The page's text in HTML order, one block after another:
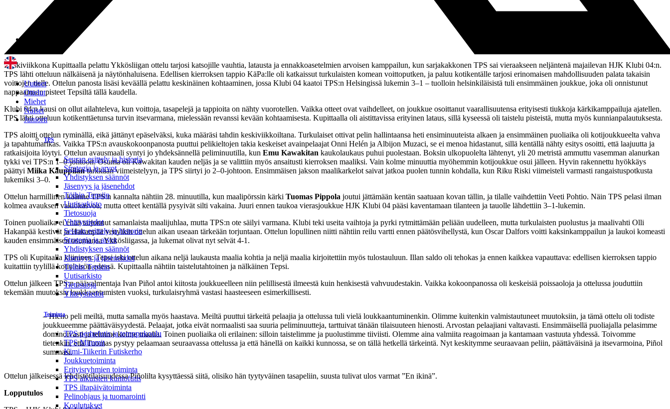
Uutiset
Ottelut
Miehet
Naiset
Juniorit
TPS
Seuran esittely ja historia
Strategia ja arvot
Yhdistyksen säännöt
Jäsenyys ja jäsenehdot
Töihin Tepsiin
Uutisarkisto
Tietosuoja
Yhteystiedot
Seuran esittely ja historia
Strategia ja arvot
Yhdistyksen säännöt
Jäsenyys ja jäsenehdot
Töihin Tepsiin
Uutisarkisto
Tietosuoja
Yhteystiedot
Toiminta
TPS perhefutis ja temppukoulu
TPS Mimmit
Kimi-Tiikerin Futiskerho
Joukkuetoiminta
Erityisryhmien toiminta
TPS aikuisten kuntofutis
TPS iltapäivätoiminta
Pelinohjaus ja tuomarointi
Koulutukset
Keskiviikkona Kupittaalla pelattu Ykkösliigan ottelu tarjosi katsojille vauhtia, latausta ja ennakkoasetelmien arvoisen kamppailun, kun sarjakakkonen TPS sai vieraakseen neljäntenä majailevan HJK Klubi 04:n.
TPS lähti otteluun nälkäisenä ja näytönhaluisena. Edellisen kierroksen tappio KäPa:lle oli katkaissut turkulaisten komean voittoputken, ja paluu kotikentälle tarjosi erinomaisen mahdollisuuden palata takaisin
voittojen tielle. Ottelun panosta lisäsi keväällä pelattu keskinäinen kohtaaminen, jossa Klubi 04 kaatoi TPS:n Helsingissä lukemin 3–1 – tuolloin helsinkiläisistä tuli ensimmäinen joukkue, joka oli onnistunut
nappaamaan pisteet Tepsiltä tällä kaudella.
Klubi 04:n kausi on ollut ailahteleva, kun voittoja, tasapelejä ja tappioita on nähty vuorotellen. Vaikka otteet ovat vaihdelleet, on joukkue osoittanut vaarallisuutensa erityisesti tiukkoja kärkikamppailuja ajatellen.
TPS lähti otteluun kotikenttäetunsa turvin itsevarmana, mielessään revanssi kevään kohtaamisesta. Kupittaalla oli aistittavissa erityinen lataus, sillä kyseessä oli taistelu pisteistä, mutta myös kunnianpalautuksesta.
TPS aloitti ottelun ryminällä, eikä jättänyt epäselväksi, kuka määräsi tahdin keskiviikkoiltana. Turkulaiset ottivat pelin hallintaansa heti ensiminuuteista alkaen ja ensimmäinen puoliaika oli kotijoukkueelta vahva
ja tapahtumarikas. Vaikka TPS:n avauskokoonpanosta puuttui pelikieltojen takia keskeiset avainpelaajat Onni Helén ja Albijon Muzaci, se ei menoa hidastanut, sillä kentällä nähty esitys osoitti, että laajuutta ja
ratkaisijoita löytyi. Ottelun avausmaali syntyi jo yhdeksännellä peliminuutilla, kun Emu Kawakitan kaukolaukaus puhui puolestaan. Boksin ulkopuolelta lähtenyt, yli 20 metristä ammuttu vasemman alanurkan
tykki vei TPS:n 1–0-johtoon. Osuma oli Kawakitan kauden neljäs ja se valittiin myös ansaitusti kierroksen maaliksi. Vain kolme minuuttia myöhemmin kotijoukkue osui jälleen. Hyvin rakennettu hyökkäys
päättyi Miika Kauppilantarkkaan viimeistelyyn, ja TPS siirtyi jo 2–0-johtoon. Ensimmäisen jakson maalikarkelot saivat jatkoa puolen tunnin kohdalla, kun Riku Riski viimeisteli varmasti rangaistuspotkusta
lukemiksi 3–0.
Ottelun harmillinen käänne TPS:n kannalta nähtiin 28. minuutilla, kun maalipörssin kärki Tuomas Pippola joutui jättämään kentän saatuaan kovan tällin, ja tilalle vaihdettiin Veeti Pohtio. Näin TPS pelasi ilman
kolmea avauksen vakiokasvoa, mutta otteet kentällä pysyivät silti vakaina. Juuri ennen taukoa vierasjoukkue HJK Klubi 04 pääsi kaventamaan tilanteen ja tauolle lähdettiin 3–1-lukemin.
Toinen puoliaika ei enää tarjonnut samanlaista maalijuhlaa, mutta TPS:n ote säilyi varmana. Klubi teki useita vaihtoja ja pyrki rytmittämään peliään uudelleen, mutta turkulaisten puolustus ja maalivahti Olli
Hakanpää kestivät ja Hakanpää venyikin ottelun aikan useaan tärkeään torjuntaan. Ottelun lopullinen niitti nähtiin reilu vartti ennen päätösvihellystä, kun Oscar Dalfors voitti kaksinkamppailun ja laukoi komeasti
kauden ensimmäisen osumansa Ykkösliigassa, ja lukemat olivat nyt selvät 4-1.
TPS oli Kupitaalla kliininen: Tepsi iski ottelun aikana neljä laukausta maalia kohtia ja neljä maalia kirjoitettiin myös tulostauluun. Illan saldo oli tehokas ja ennen kaikkea vapauttava: edellisen kierroksen tappio
kuitattiin tyylillä kotiyleisön edessä. Kupittaalla nähtiin taistelutahtoinen ja nälkäinen Tepsi.
Ottelun jälkeen TPS:n päävalmentaja Ivan Piñol antoi kiitosta joukkueelleen niin pelillisestä ilmeestä kuin henkisestä vahvuudestakin. Vaikka kokoonpanossa oli keskeisiä poissaoloja ja ottelussa jouduttiin
tekemään muutoksia loukkaantumisten vuoksi, turkulaisryhmä vastasi haasteeseen esimerkillisesti.
– Hieno peli meiltä, mutta samalla myös haastava. Meiltä puuttui tärkeitä pelaajia ja ottelussa tuli vielä loukkaantuminenkin. Olimme kuitenkin valmistautuneet muutoksiin, ja tämä ottelu oli todiste
joukkueemme päättäväisyydestä. Pelaajat, jotka eivät normaalisti saa suuria peliminuutteja, tarttuivat tänään tilaisuuteen hienosti. Arvostan pelaajiani valtavasti. Ensimmäisellä puoliajalla pelasimme
dominoivasti ja teimme kolme maalia. Toinen puoliaika oli erilainen: silloin taistelimme ja puolustimme tiiviisti. Olemme aina valmiita reagoimaan ja kantamaan vastuuta yhdessä. Toivomme
tietenkin, että Tuomas pystyy pelaamaan seuraavassa ottelussa ja että hänellä on kaikki kunnossa, se on tällä hetkellä tärkeintä. Nyt keskitymme seuraavaan peliin, päättäväisinä ja itsevarmoina, Piñol
summasi.
Ottelun jälkeisessä lehdistötilaisuudessa Piñolilta kysyttäessä siitä, olisiko hän tyytyväinen tasapeliin, suusta tulivat ulos varmat ”En ikinä”.
Lopputulos